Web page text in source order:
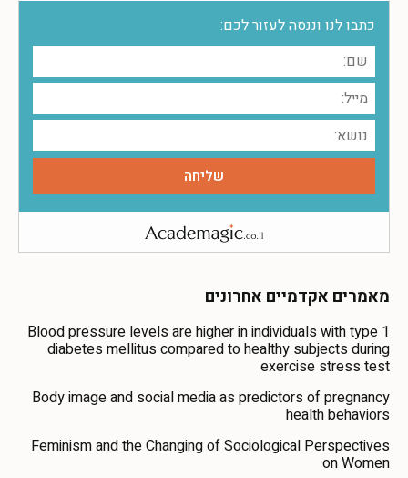
כתבו לנו וננסה לעזור לכם:
מאמרים אקדמיים אחרונים
Blood pressure levels are higher in individuals with type 1
diabetes mellitus compared to healthy subjects during
exercise stress test
Body image and social media as predictors of pregnancy
health behaviors
Feminism and the Changing of Sociological Perspectives
on Women